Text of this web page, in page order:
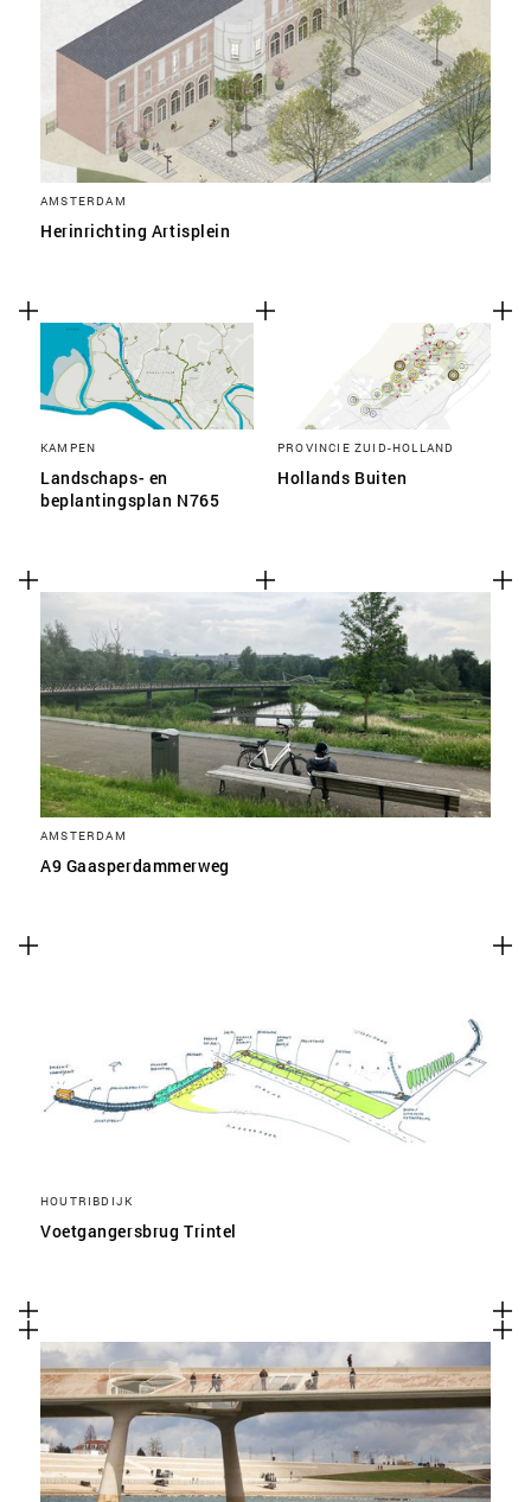
AMSTERDAM
Herinrichting Artisplein
KAMPEN
Landschaps- en
beplantingsplan N765
PROVINCIE ZUID-HOLLAND
Hollands Buiten
AMSTERDAM
A9 Gaasperdammerweg
HOUTRIBDIJK
Voetgangersbrug Trintel